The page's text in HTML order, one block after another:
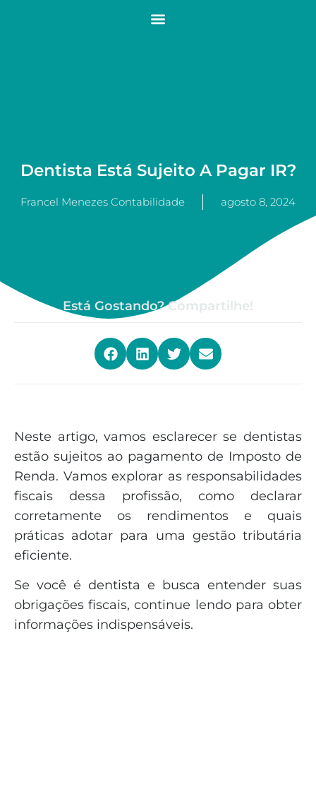
Dentista Está Sujeito A Pagar IR?
Francel Menezes Contabilidade agosto 8, 2024
Está Gostando? Compartilhe!
Neste artigo, vamos esclarecer se dentistas
estão sujeitos ao pagamento de Imposto de
Renda. Vamos explorar as responsabilidades
fiscais dessa profissão, como declarar
corretamente os rendimentos e quais
práticas adotar para uma gestão tributária
eficiente.
Se você é dentista e busca entender suas
obrigações fiscais, continue lendo para obter
informações indispensáveis.